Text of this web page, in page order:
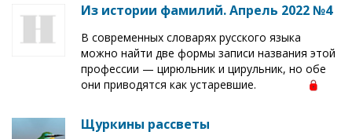
Из истории фамилий. Апрель 2022 №4
В современных словарях русского языка
можно найти две формы записи названия этой
профессии — цирюльник и цирульник, но обе
они приводятся как устаревшие.
Щуркины рассветы